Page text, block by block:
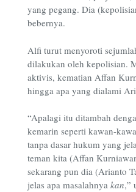
yang pegang. Dia
bebernya.
Alfi turut menyoroti
dilakukan oleh kepolisian.
aktivis, kematian Affan
hingga apa yang dialami
“Apalagi itu ditambah
kemarin seperti kawan-
tanpa dasar hukum yang
teman kita (Affan
sekarang pun dia (Arianto
jelas apa masalahnya kan,”